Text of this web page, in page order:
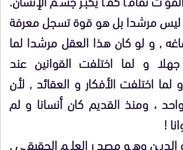
مرشدا بل هو قوة تسجل معرفة
, و لو كان هذا العقل مرشدا لما
و لما اختلفت القوانين عند
اختلفت الأفكار و العقائد , لأن
، ومنذ القديم كان أنسانا و لم
!
وهو مصدر العلم الحقيقي .